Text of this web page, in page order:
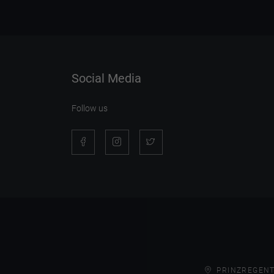
Social Media
Follow us